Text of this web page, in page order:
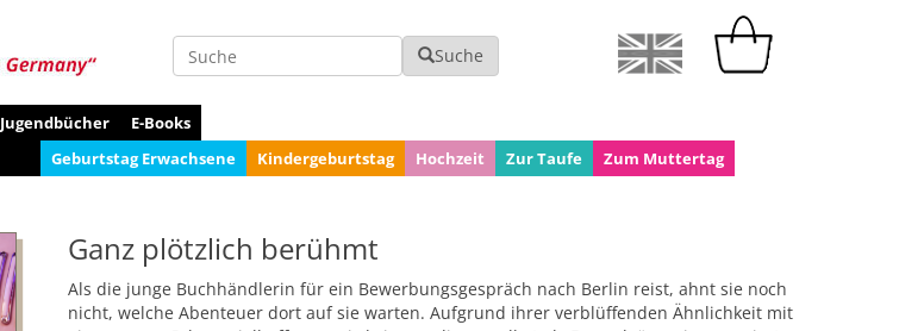
Suche Suche
Jugendbücher
E-Books
Geburtstag Erwachsene Kindergeburtstag Hochzeit Zur Taufe
Zum Muttertag
Ganz plötzlich berühmt
Als die junge Buchhändlerin für ein Bewerbungsgespräch nach Berlin reist, ahnt sie noch
nicht, welche Abenteuer dort auf sie warten. Aufgrund ihrer verblüffenden Ähnlichkeit mit